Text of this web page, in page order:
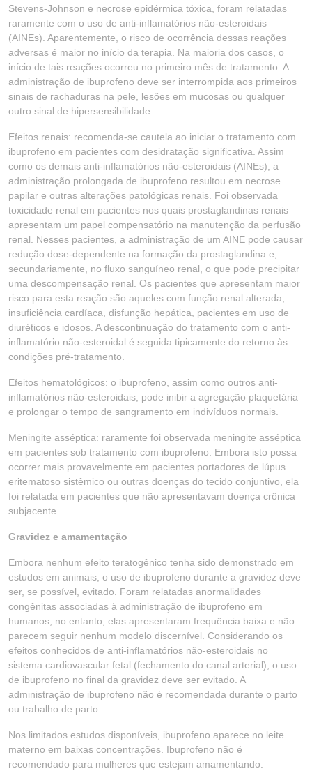
Stevens-Johnson e necrose epidérmica tóxica, foram relatadas
raramente com o uso de anti-inflamatórios não-esteroidais
(AINEs). Aparentemente, o risco de ocorrência dessas reações
adversas é maior no início da terapia. Na maioria dos casos, o
início de tais reações ocorreu no primeiro mês de tratamento. A
administração de ibuprofeno deve ser interrompida aos primeiros
sinais de rachaduras na pele, lesões em mucosas ou qualquer
outro sinal de hipersensibilidade.
Efeitos renais: recomenda-se cautela ao iniciar o tratamento com
ibuprofeno em pacientes com desidratação significativa. Assim
como os demais anti-inflamatórios não-esteroidais (AINEs), a
administração prolongada de ibuprofeno resultou em necrose
papilar e outras alterações patológicas renais. Foi observada
toxicidade renal em pacientes nos quais prostaglandinas renais
apresentam um papel compensatório na manutenção da perfusão
renal. Nesses pacientes, a administração de um AINE pode causar
redução dose-dependente na formação da prostaglandina e,
secundariamente, no fluxo sanguíneo renal, o que pode precipitar
uma descompensação renal. Os pacientes que apresentam maior
risco para esta reação são aqueles com função renal alterada,
insuficiência cardíaca, disfunção hepática, pacientes em uso de
diuréticos e idosos. A descontinuação do tratamento com o anti-
inflamatório não-esteroidal é seguida tipicamente do retorno às
condições pré-tratamento.
Efeitos hematológicos: o ibuprofeno, assim como outros anti-
inflamatórios não-esteroidais, pode inibir a agregação plaquetária
e prolongar o tempo de sangramento em indivíduos normais.
Meningite asséptica: raramente foi observada meningite asséptica
em pacientes sob tratamento com ibuprofeno. Embora isto possa
ocorrer mais provavelmente em pacientes portadores de lúpus
eritematoso sistêmico ou outras doenças do tecido conjuntivo, ela
foi relatada em pacientes que não apresentavam doença crônica
subjacente.
Gravidez e amamentação
Embora nenhum efeito teratogênico tenha sido demonstrado em
estudos em animais, o uso de ibuprofeno durante a gravidez deve
ser, se possível, evitado. Foram relatadas anormalidades
congênitas associadas à administração de ibuprofeno em
humanos; no entanto, elas apresentaram frequência baixa e não
parecem seguir nenhum modelo discernível. Considerando os
efeitos conhecidos de anti-inflamatórios não-esteroidais no
sistema cardiovascular fetal (fechamento do canal arterial), o uso
de ibuprofeno no final da gravidez deve ser evitado. A
administração de ibuprofeno não é recomendada durante o parto
ou trabalho de parto.
Nos limitados estudos disponíveis, ibuprofeno aparece no leite
materno em baixas concentrações. Ibuprofeno não é
recomendado para mulheres que estejam amamentando.